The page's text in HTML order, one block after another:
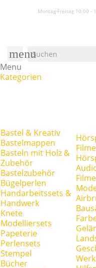
Montag-Freitag 10:00 -
menu
Menu
Kategorien
Bastel & Kreativ
Bastelmappen
Basteln mit Holz &
Zubehör
Bastelzubehör
Bügelperlen
Handarbeitssets &
Handwerk
Knete
Modelliersets
Papeterie
Perlensets
Stempel
Bücher